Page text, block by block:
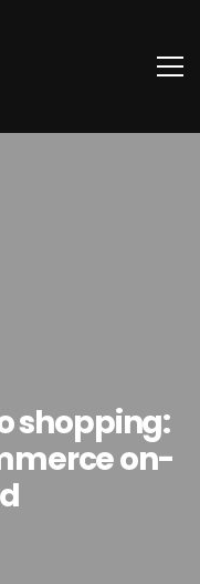
shopping:
on-